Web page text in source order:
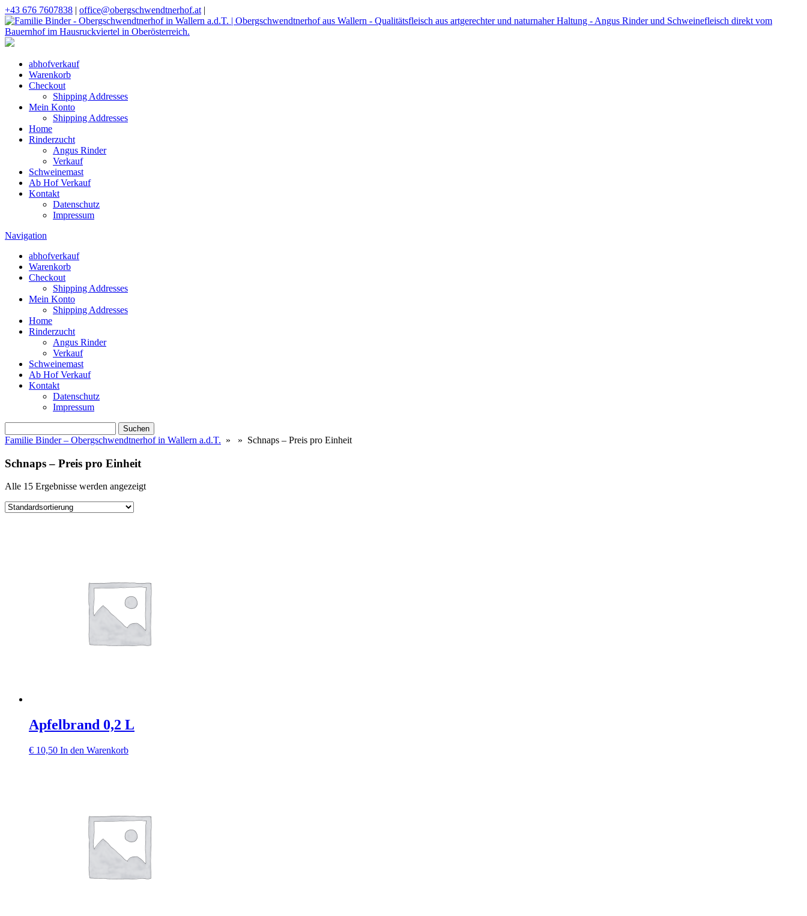
+43 676 7607838 | office@obergschwendtnerhof.at |
abhofverkauf
Warenkorb
Checkout
Shipping Addresses
Mein Konto
Shipping Addresses
Home
Rinderzucht
Angus Rinder
Verkauf
Schweinemast
Ab Hof Verkauf
Kontakt
Datenschutz
Impressum
Navigation
abhofverkauf
Warenkorb
Checkout
Shipping Addresses
Mein Konto
Shipping Addresses
Home
Rinderzucht
Angus Rinder
Verkauf
Schweinemast
Ab Hof Verkauf
Kontakt
Datenschutz
Impressum
nach:
Familie Binder – Obergschwendtnerhof in Wallern a.d.T. » » Schnaps – Preis pro Einheit
Schnaps – Preis pro Einheit
Alle 15 Ergebnisse werden angezeigt
Apfelbrand 0,2 L
€ 10,50 In den Warenkorb